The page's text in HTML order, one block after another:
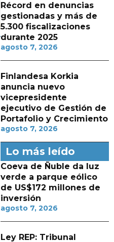
Récord en denuncias
gestionadas y más de
5.300 fiscalizaciones
durante 2025
agosto 7, 2026
Finlandesa Korkia
anuncia nuevo
vicepresidente
ejecutivo de Gestión de
Portafolio y Crecimiento
agosto 7, 2026
Lo más leído
Coeva de Ñuble da luz
verde a parque eólico
de US$172 millones de
inversión
agosto 7, 2026
Ley REP: Tribunal